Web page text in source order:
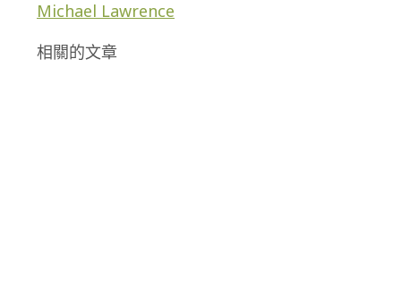
Michael Lawrence
相關的文章